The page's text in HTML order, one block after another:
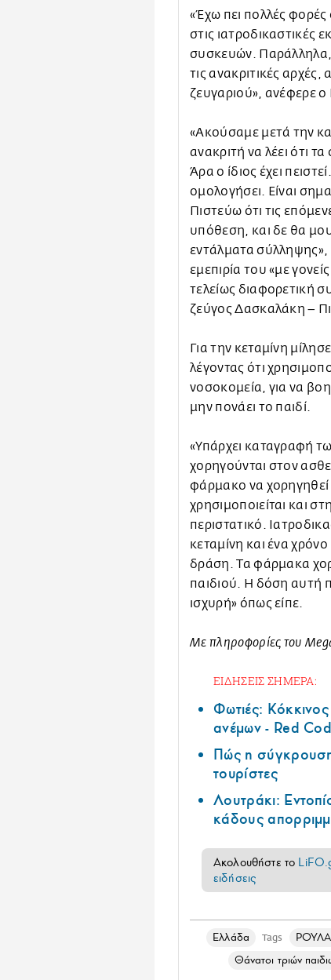
«Έχω πει πολλές φορές
στις ιατροδικαστικές
συσκευών. Παράλληλα,
τις ανακριτικές
ζευγαριού», ανέφερε ο
«Ακούσαμε μετά την
ανακριτή να λέει ότι τα
Άρα ο ίδιος έχει
ομολογήσει. Είναι
Πιστεύω ότι τις
υπόθεση, και δε θα
εντάλματα σύλληψης»,
εμεπιρία του «με
τελείως διαφορετική
ζεύγος Δασκαλάκη –
Για την κεταμίνη
λέγοντας ότι
νοσοκομεία, για να
μην πονάει το παιδί.
«Υπάρχει καταγραφή
χορηγούνται στον
φάρμακο να χορηγηθεί
χρησιμοποιείται και
περιστατικό.
κεταμίνη και ένα
δράση. Τα φάρμακα
παιδιού. Η δόση αυτή
ισχυρή» όπως είπε.
Με πληροφορίες του
ΕΙΔΗΣΕΙΣ ΣΗΜΕΡΑ:
Φωτιές:
ανέμων - Red
Πώς η
τουρίστες
Λουτράκι:
κάδους
Ακολουθήστε το
ειδήσεις
Ελλάδα Tags ΡΟΥΛΑ
Θάνατοι τριών